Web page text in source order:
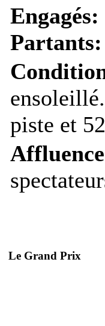
Engagés:
Partants:
piste et
Le Grand Prix